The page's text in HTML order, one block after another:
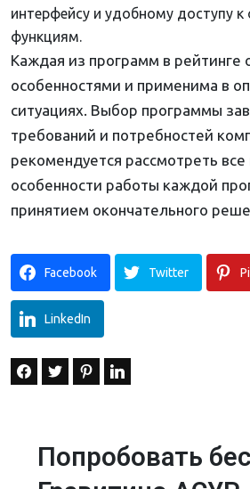
интерфейсу и удобному доступу
функциям.
Каждая из программ в рейтинге
особенностями и применима в
ситуациях. Выбор программы
требований и потребностей
рекомендуется рассмотреть
особенности работы каждой
принятием окончательного
Facebook Twitter
LinkedIn
Попробовать